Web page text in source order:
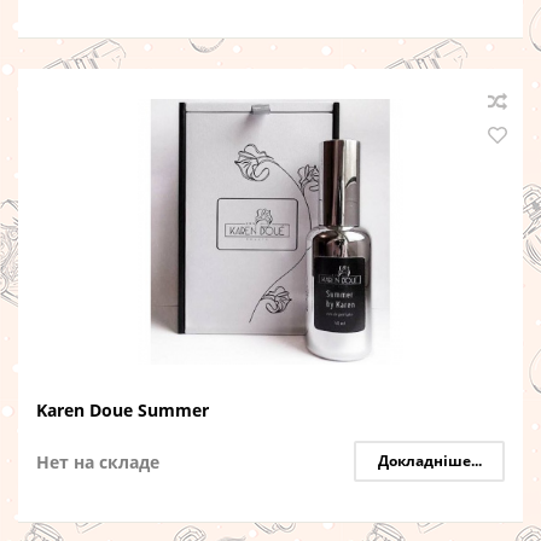
Karen Doue Summer
Нет на складе Докладніше...